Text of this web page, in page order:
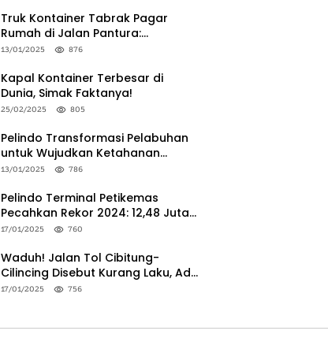
Truk Kontainer Tabrak Pagar
Rumah di Jalan Pantura:
Kronologi dan Langkah
13/01/2025 876
Kapal Kontainer Terbesar di
Dunia, Simak Faktanya!
25/02/2025 805
Pelindo Transformasi Pelabuhan
untuk Wujudkan Ketahanan
Logistik dan Daya Saing Global
13/01/2025 786
Pelindo Terminal Petikemas
Pecahkan Rekor 2024: 12,48 Juta
TEUs, Bukti Keunggulan Logistik
17/01/2025 760
Waduh! Jalan Tol Cibitung-
Cilincing Disebut Kurang Laku, Ada
Apa?
17/01/2025 756